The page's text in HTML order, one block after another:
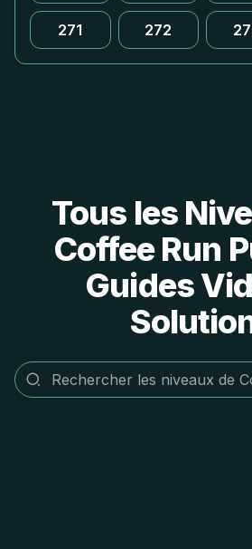
271 272
Tous les
Coffee Run
Guides